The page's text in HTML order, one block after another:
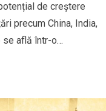
de creștere
precum China, India,
se află într-o…